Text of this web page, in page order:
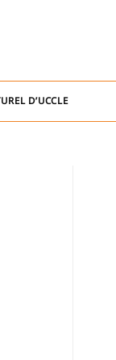
D’UCCLE